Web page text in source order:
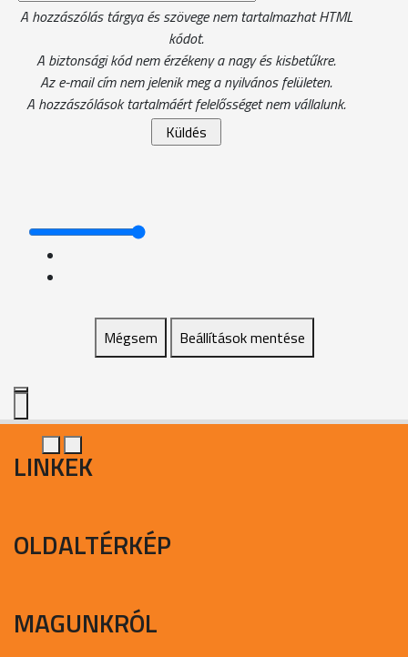
A hozzászólás tárgya és szövege nem tartalmazhat HTML
kódot.
A biztonsági kód nem érzékeny a nagy és kisbetűkre.
Az e-mail cím nem jelenik meg a nyilvános felületen.
A hozzászólások tartalmáért felelősséget nem vállalunk.
Mégsem Beállítások mentése
LINKEK
OLDALTÉRKÉP
MAGUNKRÓL